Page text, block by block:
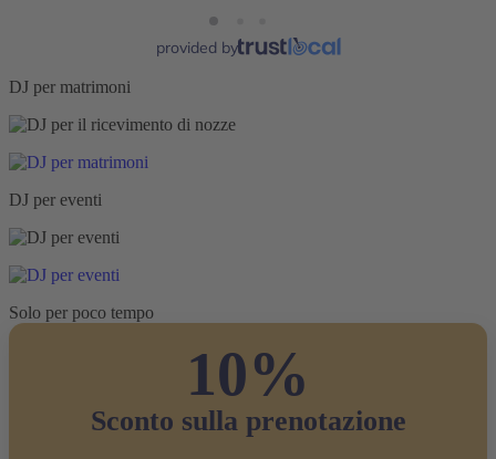
provided by
DJ per matrimoni
DJ per eventi
Solo per poco tempo
10%
Sconto sulla prenotazione